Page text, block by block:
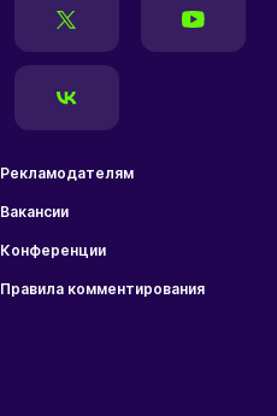
Рекламодателям
Вакансии
Конференции
Правила комментирования